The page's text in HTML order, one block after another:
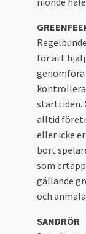
för att
starttiden.
alltid
eller icke
bort
som
gällande
och
SANDRÖR